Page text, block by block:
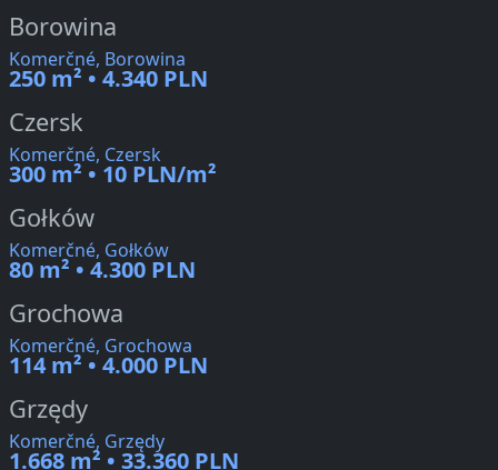
Borowina
Komerčné, Borowina
250 m² • 4.340 PLN
Czersk
Komerčné, Czersk
300 m² • 10 PLN/m²
Gołków
Komerčné, Gołków
80 m² • 4.300 PLN
Grochowa
Komerčné, Grochowa
114 m² • 4.000 PLN
Grzędy
Komerčné, Grzędy
1.668 m² • 33.360 PLN